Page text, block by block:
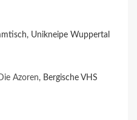
Unikneipe Wuppertal
Azoren, Bergische VHS